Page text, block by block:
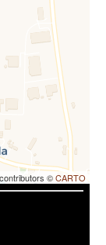
contributors ©CARTO